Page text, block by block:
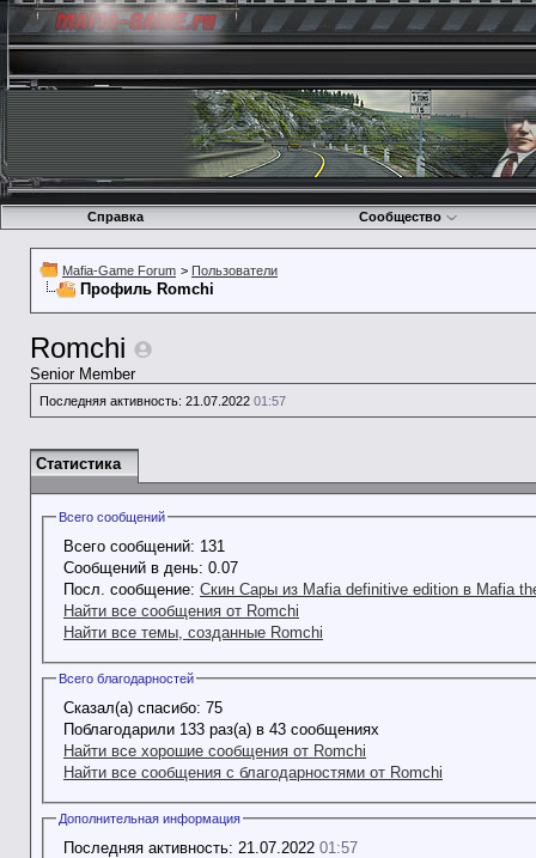
Справка Сообщество
Mafia-Game Forum > Пользователи
Профиль Romchi
Romchi
Senior Member
Последняя активность: 21.07.2022 01:57
Статистика
Всего сообщений
Всего сообщений: 131
Сообщений в день: 0.07
Посл. сообщение: Скин Сары из Mafia definitive edition в Mafia
Найти все сообщения от Romchi
Найти все темы, созданные Romchi
Всего благодарностей
Сказал(а) спасибо: 75
Поблагодарили 133 раз(а) в 43 сообщениях
Найти все хорошие сообщения от Romchi
Найти все сообщения с благодарностями от Romchi
Дополнительная информация
Последняя активность: 21.07.2022 01:57